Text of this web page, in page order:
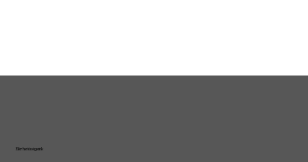
Elérhetőségeink